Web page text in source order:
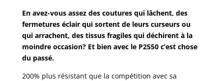
En avez-vous assez des coutures qui lâchent, des
fermetures éclair qui sortent de leurs curseurs ou
qui arrachent, des tissus fragiles qui déchirent à la
moindre occasion? Et bien avec le P2550 c’est chose
du passé.
200% plus résistant que la compétition avec sa